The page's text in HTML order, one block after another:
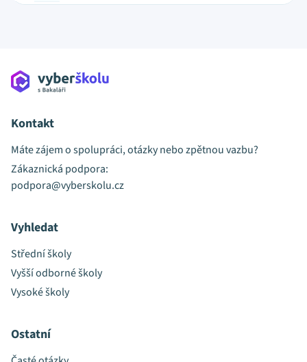
Kontakt
Máte zájem o spolupráci, otázky nebo zpětnou vazbu?
Zákaznická podpora:
podpora@vyberskolu.cz
Vyhledat
Střední školy
Vyšší odborné školy
Vysoké školy
Ostatní